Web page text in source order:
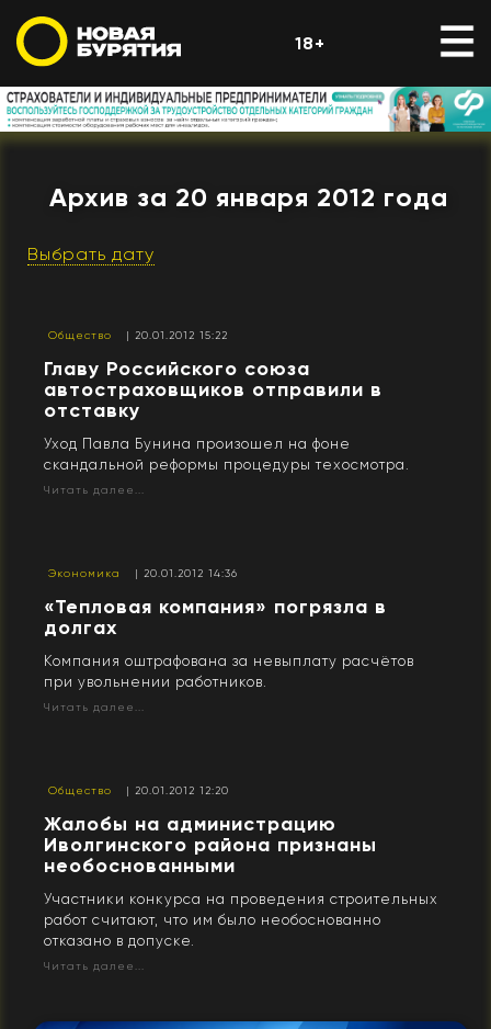
18+
Архив за 20 января 2012 года
Выбрать дату
Общество | 20.01.2012 15:22
Главу Российского союза
автостраховщиков отправили в
отставку
Уход Павла Бунина произошел на фоне
скандальной реформы процедуры техосмотра.
Читать далее...
Экономика | 20.01.2012 14:36
«Тепловая компания» погрязла в
долгах
Компания оштрафована за невыплату расчётов
при увольнении работников.
Читать далее...
Общество | 20.01.2012 12:20
Жалобы на администрацию
Иволгинского района признаны
необоснованными
Участники конкурса на проведения строительных
работ считают, что им было необоснованно
отказано в допуске.
Читать далее...